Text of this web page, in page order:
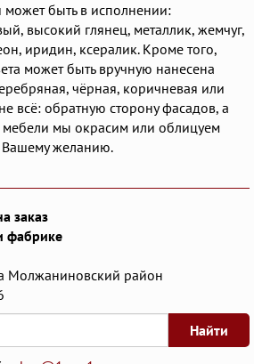
быть в исполнении:
высокий глянец, металлик, жемчуг,
иридин, ксералик. Кроме того,
может быть вручную нанесена
чёрная, коричневая или
всё: обратную сторону фасадов, а
мебели мы окрасим или облицуем
желанию.
заказ
фабрике
Молжаниновский район
Найти